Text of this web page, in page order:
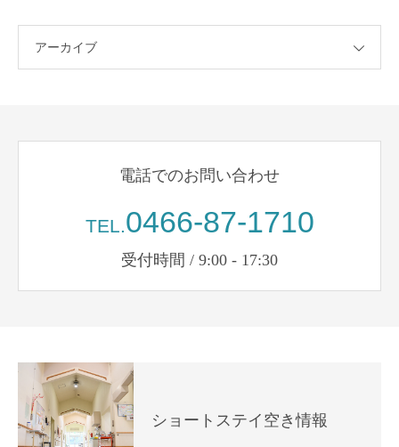
アーカイブ
電話でのお問い合わせ
TEL.0466-87-1710
受付時間 / 9:00 - 17:30
ショートステイ空き情報